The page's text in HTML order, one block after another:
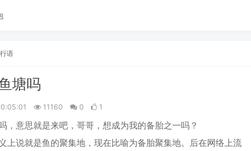
语
塘吗
11160 0 1
，意思就是来吧，哥哥，想成为我的备胎之一吗？
上说就是鱼的聚集地，现在比喻为备胎聚集地。后在网络上流